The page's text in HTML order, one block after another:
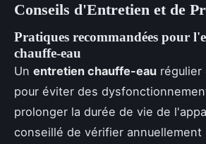
Conseils d'Entretien et de
Pratiques recommandées pour
chauffe-eau
Un entretien chauffe-eau
pour éviter des
prolonger la durée de vie de
conseillé de vérifier